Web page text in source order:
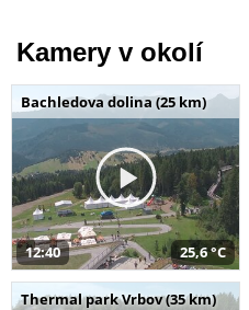
Kamery v okolí
Bachledova dolina (25 km)
12:40 25,6 °C
Thermal park Vrbov (35 km)